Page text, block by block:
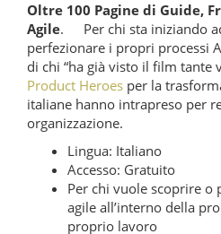
Oltre 100 Pagine di Guide,
Agile. Per chi sta iniziando
perfezionare i propri processi
di chi “ha già visto il film
Product Heroes per la
italiane hanno intrapreso per
organizzazione.
Lingua: Italiano
Accesso: Gratuito
Per chi vuole scoprire o
agile all’interno della
proprio lavoro